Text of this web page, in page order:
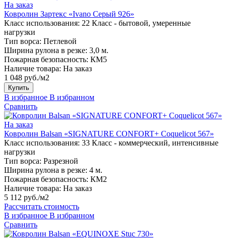
На заказ
Ковролин Зартекс «Ivano Серый 926»
Класс использования: 22 Класс - бытовой, умеренные
нагрузки
Тип ворса: Петлевой
Ширина рулона в резке: 3,0 м.
Пожарная безопасность: КМ5
Наличие товара: На заказ
1 048 руб./м2
Купить
В избранное В избранном
Сравнить
На заказ
Ковролин Balsan «SIGNATURE CONFORT+ Coquelicot 567»
Класс использования: 33 Класс - коммерческий, интенсивные
нагрузки
Тип ворса: Разрезной
Ширина рулона в резке: 4 м.
Пожарная безопасность: КМ2
Наличие товара: На заказ
5 112 руб./м2
Рассчитать стоимость
В избранное В избранном
Сравнить